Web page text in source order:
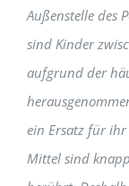
Außenstelle des
sind Kinder
aufgrund der
ein Ersatz für
Mittel sind